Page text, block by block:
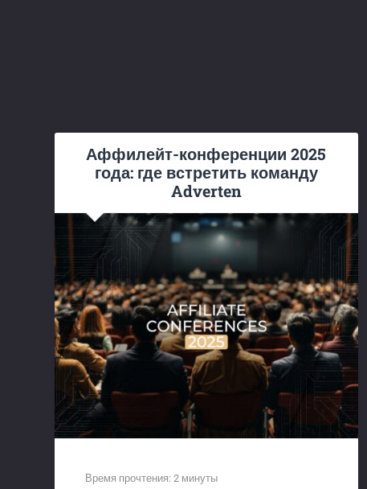
Аффилейт-конференции 2025
года: где встретить команду
Adverten
Время прочтения:2 минуты